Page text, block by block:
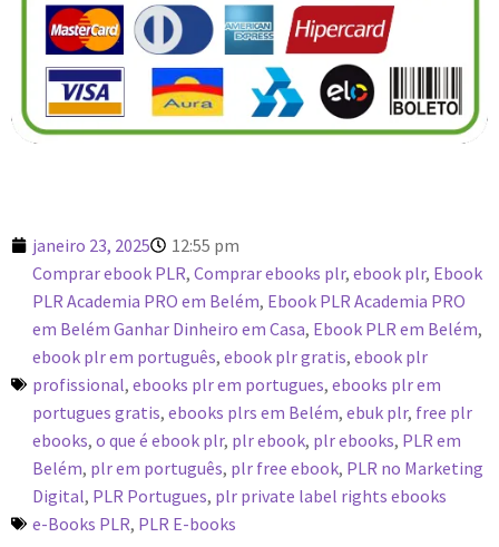
janeiro 23, 2025
12:55 pm
Comprar ebook PLR, Comprar ebooks plr, ebook plr, Ebook
PLR Academia PRO em Belém, Ebook PLR Academia PRO
em Belém Ganhar Dinheiro em Casa, Ebook PLR em Belém,
ebook plr em português, ebook plr gratis, ebook plr
profissional, ebooks plr em portugues, ebooks plr em
portugues gratis, ebooks plrs em Belém, ebuk plr, free plr
ebooks, o que é ebook plr, plr ebook, plr ebooks, PLR em
Belém, plr em português, plr free ebook, PLR no Marketing
Digital, PLR Portugues, plr private label rights ebooks
e-Books PLR, PLR E-books